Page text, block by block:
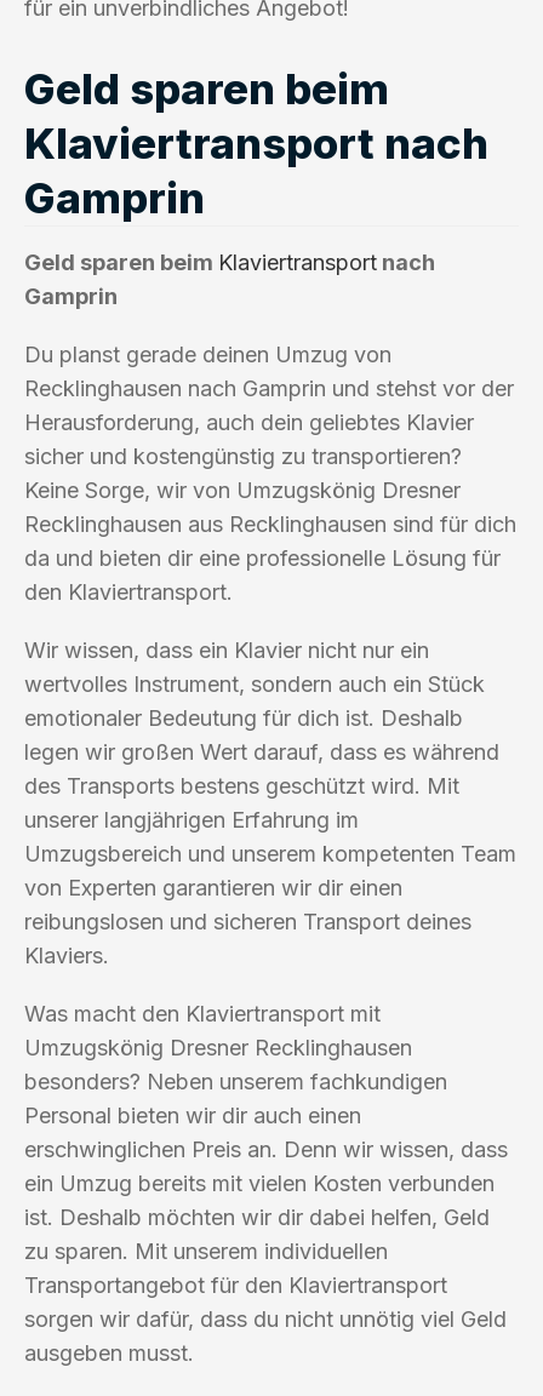
für ein unverbindliches Angebot!
Geld sparen beim
Klaviertransport nach
Gamprin
Geld sparen beim Klaviertransport nach
Gamprin
Du planst gerade deinen Umzug von
Recklinghausen nach Gamprin und stehst vor der
Herausforderung, auch dein geliebtes Klavier
sicher und kostengünstig zu transportieren?
Keine Sorge, wir von Umzugskönig Dresner
Recklinghausen aus Recklinghausen sind für dich
da und bieten dir eine professionelle Lösung für
den Klaviertransport.
Wir wissen, dass ein Klavier nicht nur ein
wertvolles Instrument, sondern auch ein Stück
emotionaler Bedeutung für dich ist. Deshalb
legen wir großen Wert darauf, dass es während
des Transports bestens geschützt wird. Mit
unserer langjährigen Erfahrung im
Umzugsbereich und unserem kompetenten Team
von Experten garantieren wir dir einen
reibungslosen und sicheren Transport deines
Klaviers.
Was macht den Klaviertransport mit
Umzugskönig Dresner Recklinghausen
besonders? Neben unserem fachkundigen
Personal bieten wir dir auch einen
erschwinglichen Preis an. Denn wir wissen, dass
ein Umzug bereits mit vielen Kosten verbunden
ist. Deshalb möchten wir dir dabei helfen, Geld
zu sparen. Mit unserem individuellen
Transportangebot für den Klaviertransport
sorgen wir dafür, dass du nicht unnötig viel Geld
ausgeben musst.